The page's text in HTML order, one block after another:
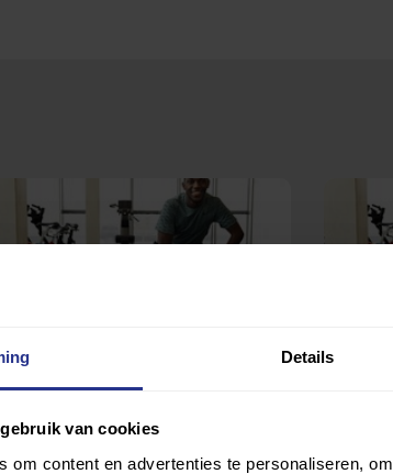
Details
van cookies
om content en advertenties te personaliseren,
Fysiofitness